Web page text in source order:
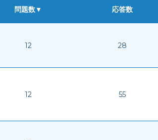
問題数▼ 応答数
12 28
12 55